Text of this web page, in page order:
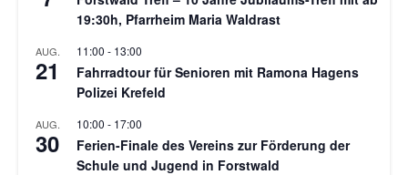
19:30h, Pfarrheim Maria Waldrast
AUG.
21
11:00 - 13:00
Fahrradtour für Senioren mit Ramona Hagens
Polizei Krefeld
AUG.
30
10:00 - 17:00
Ferien-Finale des Vereins zur Förderung der
Schule und Jugend in Forstwald